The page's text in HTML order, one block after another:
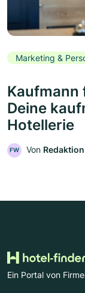
Marketing &
Kaufmann
Deine
Hotellerie
FW Von
Ein Portal von